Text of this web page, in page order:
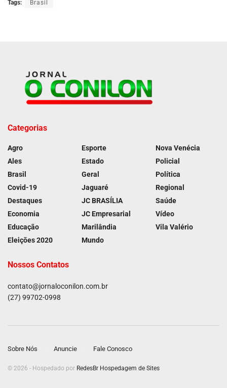
Tags: Brasil
Categorias
Agro
Ales
Brasil
Covid-19
Destaques
Economia
Educação
Eleições 2020
Esporte
Estado
Geral
Jaguaré
JC BRASÍLIA
JC Empresarial
Marilândia
Mundo
Nova Venécia
Policial
Política
Regional
Saúde
Vídeo
Vila Valério
Nossos Contatos
contato@jornaloconilon.com.br
(27) 99702-0998
Sobre Nós Anuncie Fale Conosco
© 2026 - Hospedado por RedesBr Hospedagem de Sites